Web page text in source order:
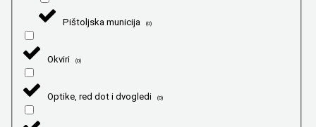
Pištoljska municija (0)
Okviri (0)
Optike, red dot i dvogledi (0)